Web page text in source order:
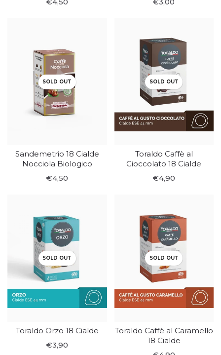
SOLD OUT
Sandemetrio 18 Cialde
Nocciola Biologico
€4,50
SOLD OUT
Toraldo Caffè al
Cioccolato 18 Cialde
€4,90
SOLD OUT
Toraldo Orzo 18 Cialde
€3,90
SOLD OUT
Toraldo Caffè al Caramello
18 Cialde